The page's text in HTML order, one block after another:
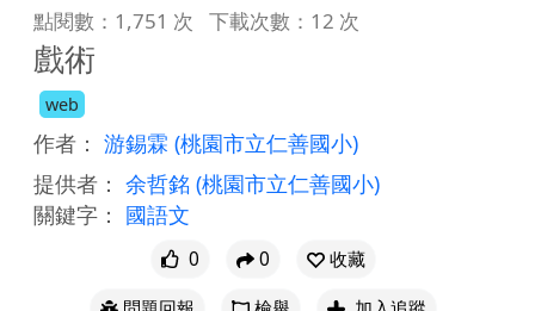
點閱數：1,751 次 下載次數：12 次
戲術
web
作者： 游錫霖 (桃園市立仁善國小)
提供者： 余哲銘 (桃園市立仁善國小)
關鍵字： 國語文
0 0
收藏